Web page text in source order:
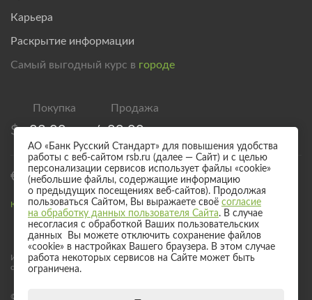
Карьера
Раскрытие информации
Самый выгодный курс в городе
$ 83,00 / 89,00
€ 95,00 / 101,00
Курс валют для безналичного обмена
Информация о процентных ставках по договорам банковского вклада
с физическими лицами
© 2017 - 2026 АО «Банк Русский Стандарт». Универсальная лицензия
АО «Банк Русский Стандарт» для повышения удобства
работы с веб-сайтом rsb.ru (далее — Сайт) и с целью
персонализации сервисов использует файлы «cookie»
(небольшие файлы, содержащие информацию
о предыдущих посещениях веб-сайтов). Продолжая
пользоваться Сайтом, Вы выражаете своё согласие
на обработку данных пользователя Сайта. В случае
несогласия с обработкой Ваших пользовательских
данных Вы можете отключить сохранение файлов
«cookie» в настройках Вашего браузера. В этом случае
работа некоторых сервисов на Сайте может быть
ограничена.